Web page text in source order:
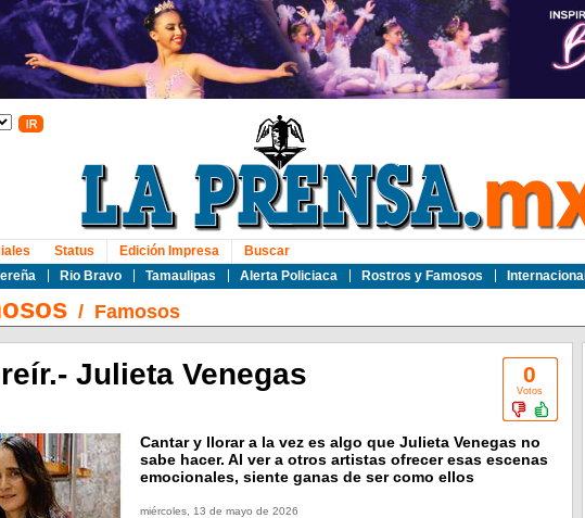
Rio Bravo Tamaulipas Alerta Policiaca Rostros y Famosos Internacional
Status Edición Impresa Buscar
/ Famosos
0
Votos
Julieta Venegas
Cantar y llorar a la vez es algo que Julieta Venegas no
sabe hacer. Al ver a otros artistas ofrecer esas escenas
emocionales, siente ganas de ser como ellos
miércoles, 13 de mayo de 2026